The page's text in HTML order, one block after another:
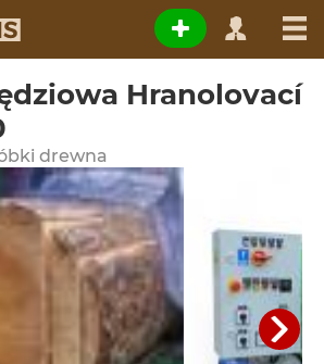
Hranolovací
drewna